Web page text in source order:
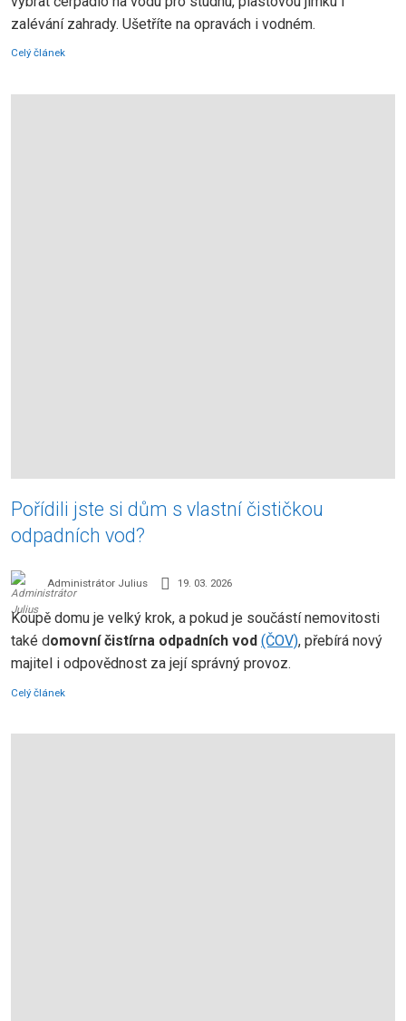
zalévání zahrady. Ušetříte na opravách i vodném.
Celý článek
Pořídili jste si dům s vlastní čističkou
odpadních vod?
Administrátor Julius 19. 03. 2026
Koupě domu je velký krok, a pokud je součástí nemovitosti
také domovní čistírna odpadních vod (ČOV), přebírá nový
majitel i odpovědnost za její správný provoz.
Celý článek